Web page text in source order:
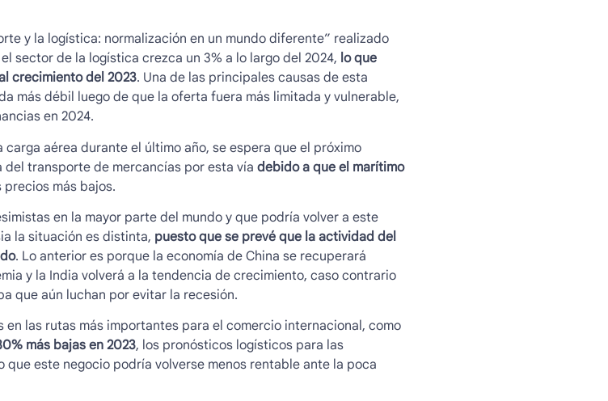
y la logística: normalización en un mundo diferente” realizado
sector de la logística crezca un 3% a lo largo del 2024, lo que
crecimiento del 2023. Una de las principales causas de esta
más débil luego de que la oferta fuera más limitada y vulnerable,
en 2024.
aérea durante el último año, se espera que el próximo
transporte de mercancías por esta vía debido a que el marítimo
más bajos.
en la mayor parte del mundo y que podría volver a este
la situación es distinta, puesto que se prevé que la actividad del
. Lo anterior es porque la economía de China se recuperará
y la India volverá a la tendencia de crecimiento, caso contrario
que aún luchan por evitar la recesión.
las rutas más importantes para el comercio internacional, como
más bajas en 2023, los pronósticos logísticos para las
este negocio podría volverse menos rentable ante la poca